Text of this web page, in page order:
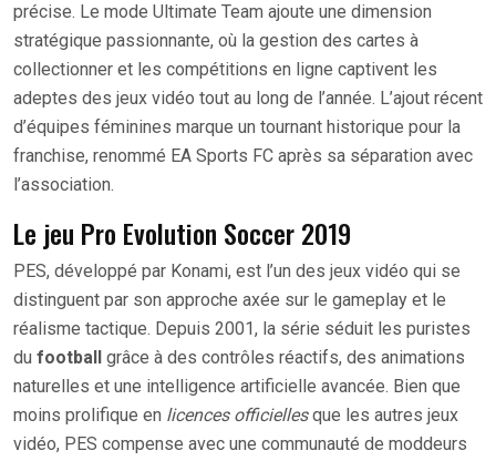
précise. Le mode Ultimate Team ajoute une dimension
stratégique passionnante, où la gestion des cartes à
collectionner et les compétitions en ligne captivent les
adeptes des jeux vidéo tout au long de l’année. L’ajout récent
d’équipes féminines marque un tournant historique pour la
franchise, renommé EA Sports FC après sa séparation avec
l’association.
Le jeu Pro Evolution Soccer 2019
PES, développé par Konami, est l’un des jeux vidéo qui se
distinguent par son approche axée sur le gameplay et le
réalisme tactique. Depuis 2001, la série séduit les puristes
du football grâce à des contrôles réactifs, des animations
naturelles et une intelligence artificielle avancée. Bien que
moins prolifique en licences officiellesque les autres jeux
vidéo, PES compense avec une communauté de moddeurs